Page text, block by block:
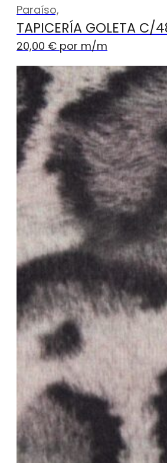
Paraíso,
TAPICERÍA GOLETA C/
20,00 € por m/m